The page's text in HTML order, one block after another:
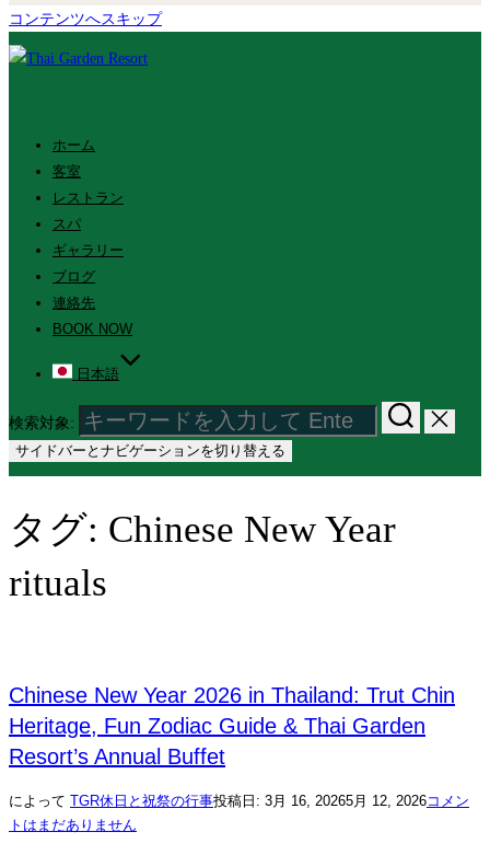
コンテンツへスキップ
ホーム
客室
レストラン
スパ
ギャラリー
ブログ
連絡先
BOOK NOW
日本語
検索対象:
サイドバーとナビゲーションを切り替える
タグ: Chinese New Year
rituals
Chinese New Year 2026 in Thailand: Trut Chin
Heritage, Fun Zodiac Guide & Thai Garden
Resort’s Annual Buffet
によって TGR休日と祝祭の行事投稿日: 3月 16, 20265月 12, 2026コメン
トはまだありません